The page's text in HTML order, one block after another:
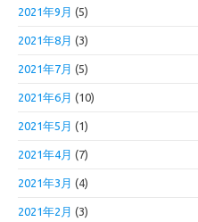
2021年9月 (5)
2021年8月 (3)
2021年7月 (5)
2021年6月 (10)
2021年5月 (1)
2021年4月 (7)
2021年3月 (4)
2021年2月 (3)